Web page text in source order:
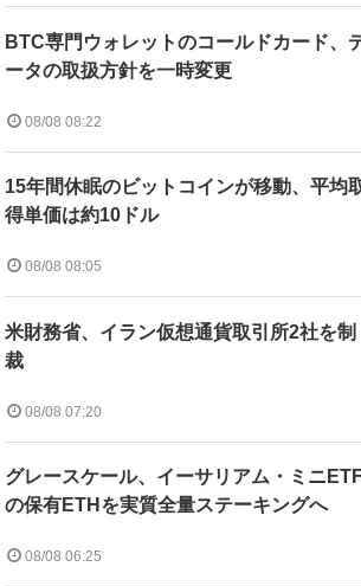
BTC専門ウォレットのコールドカード、
ータの取扱方針を一時変更
08/08 08:22
15年間休眠のビットコインが移動、平均
得単価は約10ドル
08/08 08:05
米財務省、イラン仮想通貨取引所2社を制
裁
08/08 07:20
グレースケール、イーサリアム・ミニ
の保有ETHを実質全量ステーキングへ
08/08 06:25